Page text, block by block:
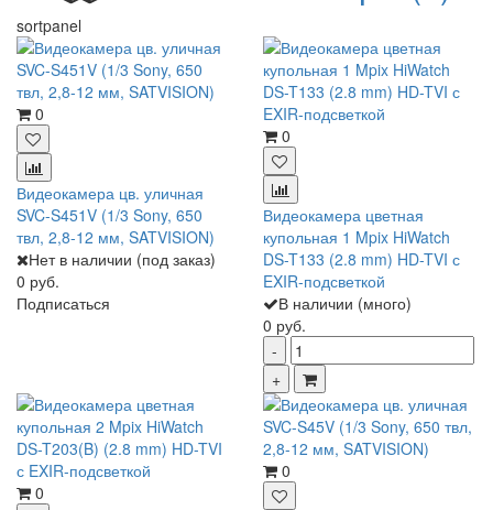
sortpanel
0
Видеокамера цв. уличная
SVC-S451V (1/3 Sony, 650
твл, 2,8-12 мм, SATVISION)
Нет в наличии (под заказ)
0 руб.
Подписаться
0
Видеокамера цветная
купольная 1 Mpix HiWatch
DS-T133 (2.8 mm) HD-TVI с
EXIR-подсветкой
В наличии (много)
0 руб.
0
0